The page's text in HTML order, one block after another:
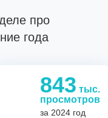
про
года
843 тыс.
просмотров
за 2024 год
1,1843